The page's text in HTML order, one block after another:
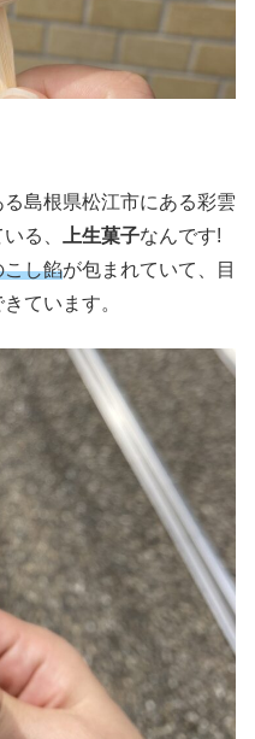
島根県松江市にある彩雲
る、
上生菓子なんです!
こし餡が包まれていて、目
ています。